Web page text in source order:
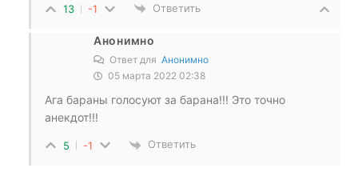
13 -1 Ответить
Анонимно
Ответ для Анонимно
05 марта 2022 02:38
Ага бараны голосуют за барана!!! Это точно
анекдот!!!
5 -1 Ответить